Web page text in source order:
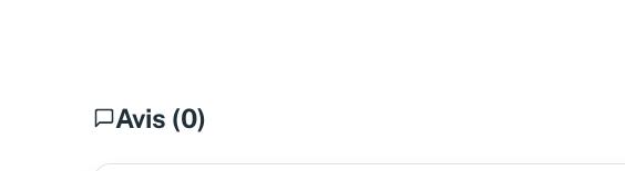
Avis (0)